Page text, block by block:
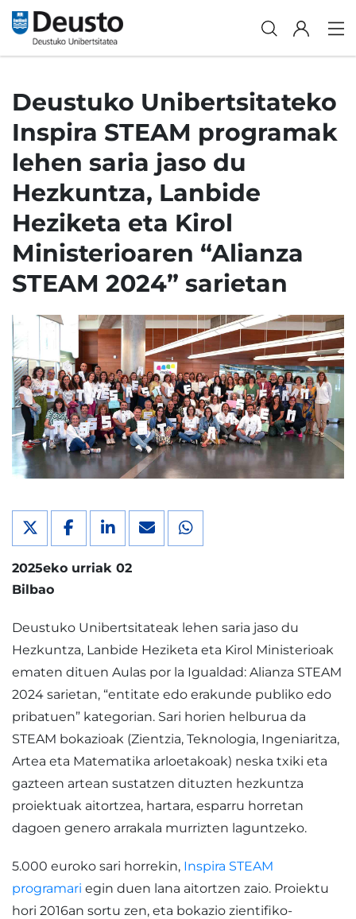
Deustuko Unibertsitateko
Inspira STEAM programak
lehen saria jaso du
Hezkuntza, Lanbide
Heziketa eta Kirol
Ministerioaren “Alianza
STEAM 2024” sarietan
2025eko urriak 02
Bilbao
Deustuko Unibertsitateak lehen saria jaso du
Hezkuntza, Lanbide Heziketa eta Kirol Ministerioak
ematen dituen Aulas por la Igualdad: Alianza STEAM
2024 sarietan, “entitate edo erakunde publiko edo
pribatuen” kategorian. Sari horien helburua da
STEAM bokazioak (Zientzia, Teknologia, Ingeniaritza,
Artea eta Matematika arloetakoak) neska txiki eta
gazteen artean sustatzen dituzten hezkuntza
proiektuak aitortzea, hartara, esparru horretan
dagoen genero arrakala murrizten laguntzeko.
5.000 euroko sari horrekin, Inspira STEAM
programari egin duen lana aitortzen zaio. Proiektu
hori 2016an sortu zen, eta bokazio zientifiko-